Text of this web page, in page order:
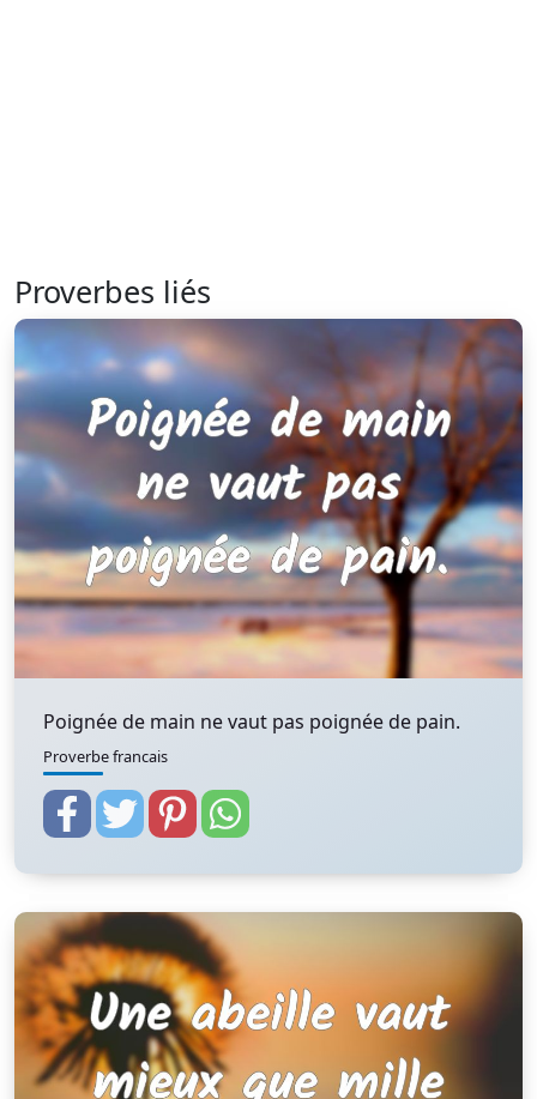
Proverbes liés
Poignée de main ne vaut pas poignée de pain.
Proverbe francais